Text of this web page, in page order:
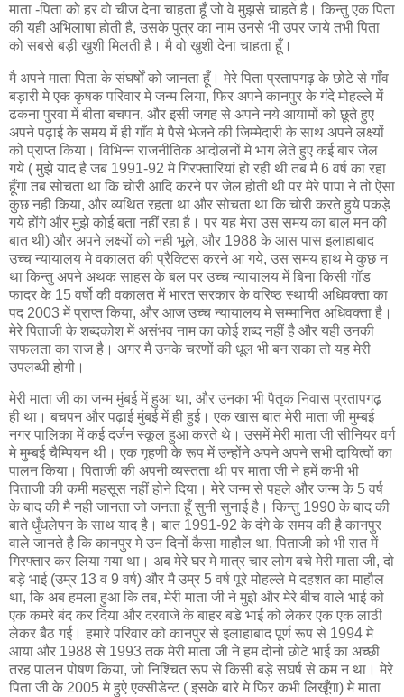
माता -पिता को हर वो चीज देना चाहता हूँ जो वे मुझसे चाहते है। किन्तु एक पिता
की यही अभिलाषा होती है, उसके पुत्र का नाम उनसे भी उपर जाये तभी पिता
को सबसे बड़ी खुशी मिलती है। मै वो खुशी देना चाहता हूँ।
मै अपने माता पिता के संघर्षों को जानता हूँ। मेरे पिता प्रतापगढ़ के छोटे से गाँव
बड़ारी मे एक कृषक परिवार मे जन्म लिया, फिर अपने कानपुर के गंदे मोहल्ले में
ढकना पुरवा में बीता बचपन, और इसी जगह से अपने नये आयामों को छूते हुए
अपने पढ़ाई के समय में ही गाँव मे पैसे भेजने की जिम्मेदारी के साथ अपने लक्ष्यों
को प्राप्‍त किया। विभिन्न राजनीतिक आंदोलनों मे भाग लेते हुए कई बार जेल
गये ( मुझे याद है जब 1991-92 मे गिरफ्तारियां हो रही थी तब मै 6 वर्ष का रहा
हूँगा तब सोचता था कि चोरी आदि करने पर जेल होती थी पर मेरे पापा ने तो ऐसा
कुछ नही किया, और व्यथित रहता था और सोचता था कि चोरी करते हुये पकड़े
गये होंगे और मुझे कोई बता नहीं रहा है। पर यह मेरा उस समय का बाल मन की
बात थी) और अपने लक्ष्‍यों को नही भूले, और 1988 के आस पास इलाहाबाद
उच्‍च न्‍यायालय मे वकालत की प्रैक्टिस करने आ गये, उस समय हाथ मे कुछ न
था किन्तु अपने अथक साहस के बल पर उच्‍च न्‍यायालय में बिना किसी गॉड
फादर के 15 वर्षो की वकालत में भारत सरकार के वरिष्ठ स्थायी अधिवक्‍ता का
पद 2003 में प्राप्त किया, और आज उच्‍च न्‍यायालय मे सम्मानित अधिवक्ता है।
मेरे पिताजी के शब्दकोश में असंभव नाम का कोई शब्द नहीं है और यही उनकी
सफलता का राज है। अगर मै उनके चरणों की धूल भी बन सका तो यह मेरी
उपलब्‍धी होगी।
मेरी माता जी का जन्म मुंबई में हुआ था, और उनका भी पैतृक निवास प्रतापगढ़
ही था। बचपन और पढ़ाई मुंबई में ही हुई। एक खास बात मेरी माता जी मुम्बई
नगर पालिका में कई दर्जन स्‍कूल हुआ करते थे। उसमें मेरी माता जी सीनियर वर्ग
मे मुम्बई चैम्पियन थी। एक गृहणी के रूप में उन्होंने अपने अपने सभी दायित्वों का
पालन किया। पिताजी की अपनी व्यस्तता थी पर माता जी ने हमें कभी भी
पिताजी की कमी महसूस नहीं होने दिया। मेरे जन्म से पहले और जन्‍म के 5 वर्ष
के बाद की मै नही जानता जो जनता हूँ सुनी सुनाई है। किन्तु 1990 के बाद की
बाते धुँधलेपन के साथ याद है। बात 1991-92 के दंगे के समय की है कानपुर
वाले जानते है कि कानपुर मे उन दिनों कैसा माहौल था, पिताजी को भी रात में
गिरफ्तार कर लिया गया था। अब मेरे घर मे मात्र चार लोग बचे मेरी माता जी, दो
बड़े भाई (उम्र 13 व 9 वर्ष) और मै उम्र 5 वर्ष पूरे मोहल्ले मे दहशत का माहौल
था, कि अब हमला हुआ कि तब, मेरी माता जी ने मुझे और मेरे बीच वाले भाई को
एक कमरे बंद कर दिया और दरवाजे के बाहर बडे भाई को लेकर एक एक लाठी
लेकर बैठ गई। हमारे परिवार को कानपुर से इलाहाबाद पूर्ण रूप से 1994 मे
आया और 1988 से 1993 तक मेरी माता जी ने हम दोनो छोटे भाई का अच्‍छी
तरह पालन पोषण किया, जो निश्चित रूप से किसी बड़े सघर्ष से कम न था। मेरे
पिता जी के 2005 मे हुऐ एक्‍सीडेन्‍ट ( इसके बारे मे फिर कभी लिखूँगा) मे माता